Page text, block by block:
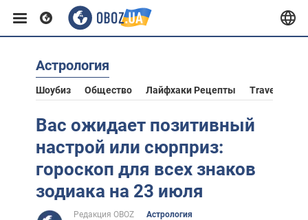
Европа
США
Азия
Африка
Астрология
Шоубиз Общество Лайфхаки Рецепты Travel
Вас ожидает позитивный
настрой или сюрприз:
гороскоп для всех знаков
зодиака на 23 июля
Редакция OBOZ
Астрология